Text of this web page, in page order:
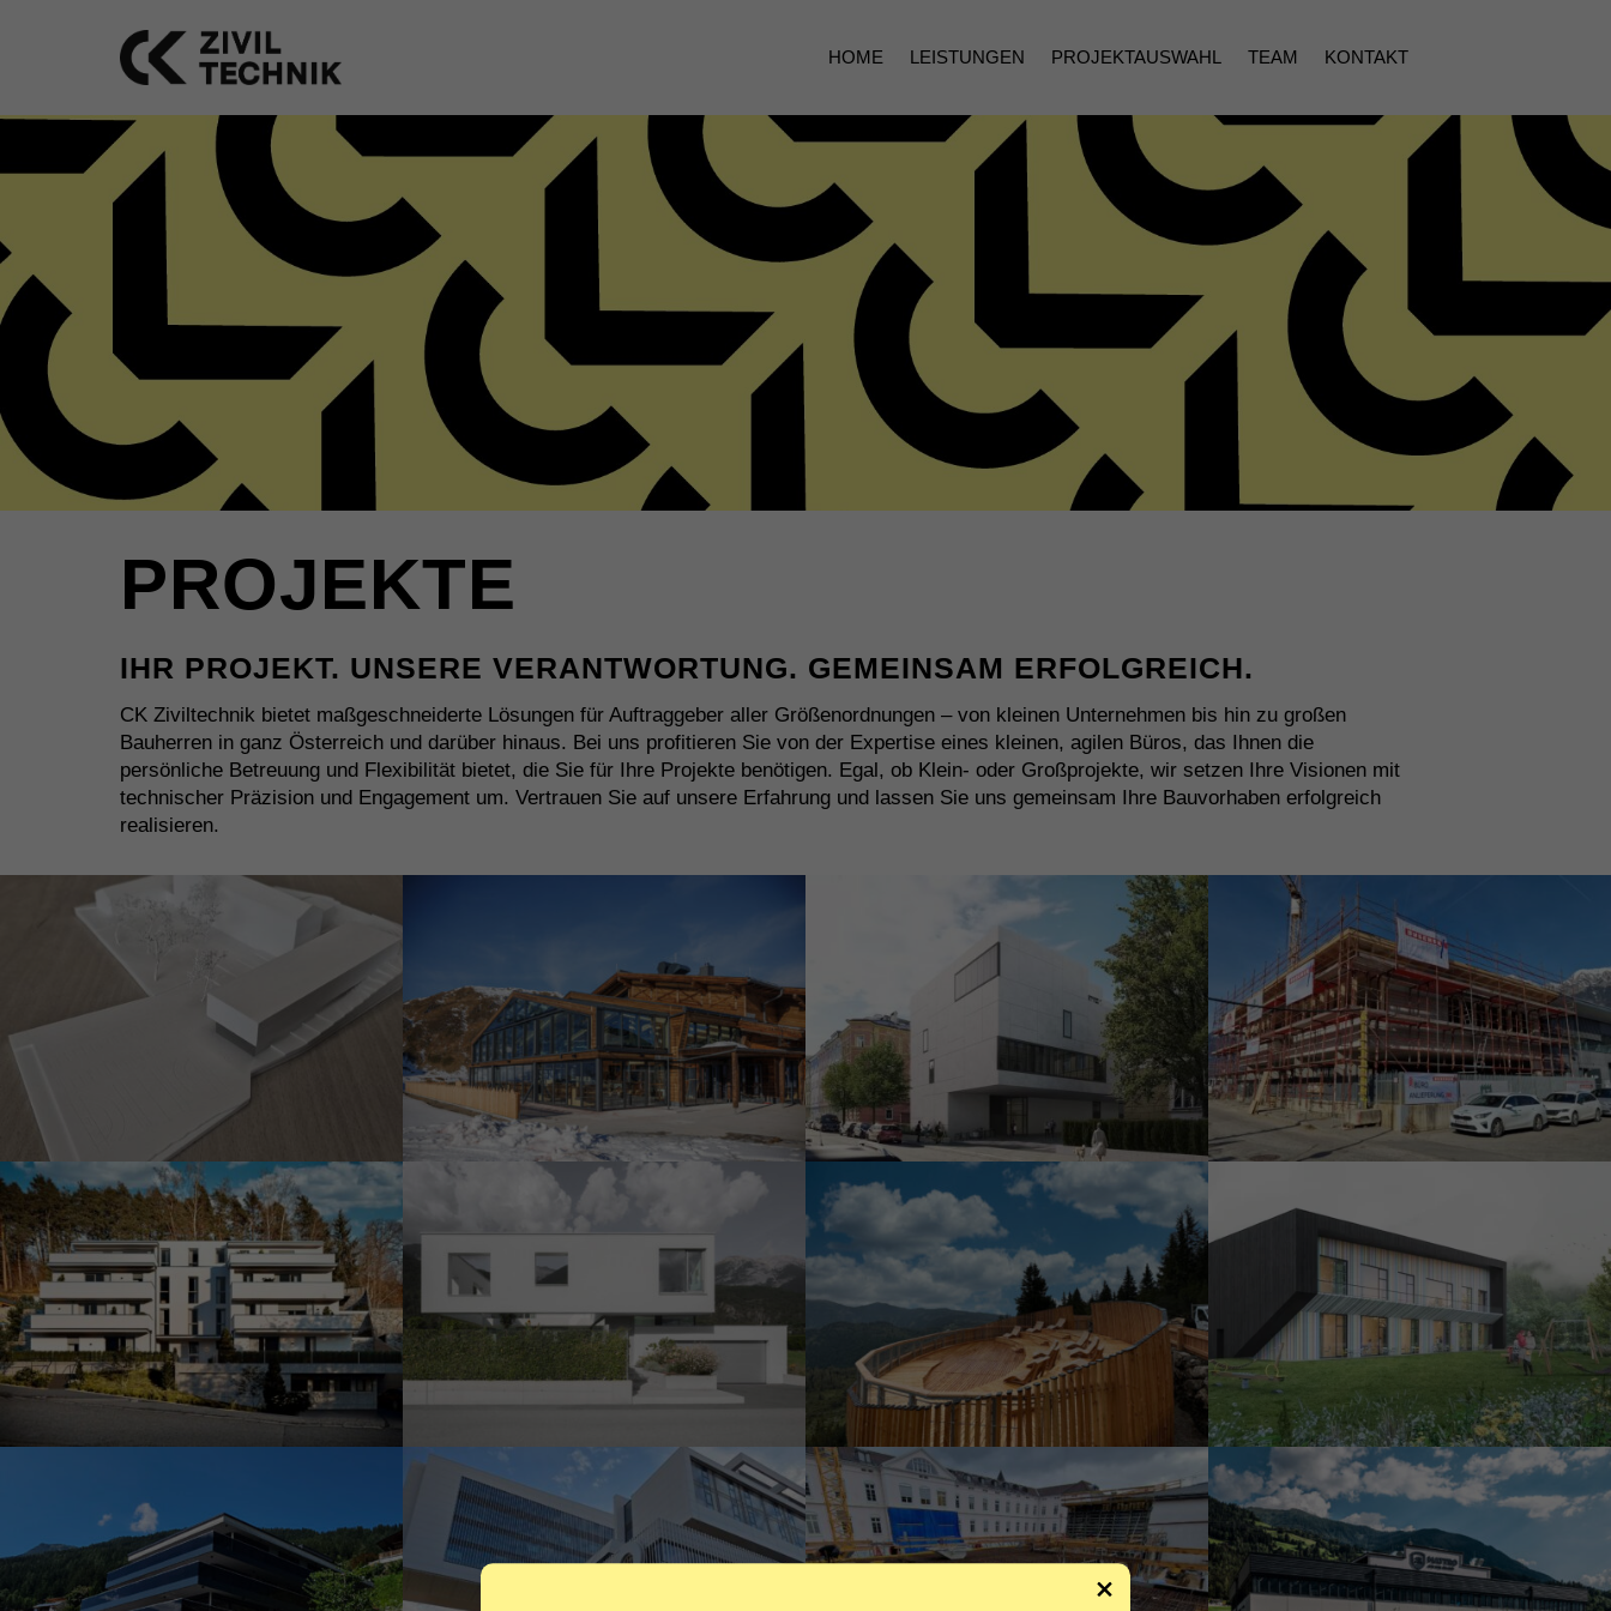
HOME LEISTUNGEN PROJEKTAUSWAHL TEAM KONTAKT
PROJEKTE
IHR PROJEKT. UNSERE VERANTWORTUNG. GEMEINSAM ERFOLGREICH.
CK Ziviltechnik bietet maßgeschneiderte Lösungen für Auftraggeber aller Größenordnungen – von kleinen Unternehmen bis hin zu großen
Bauherren in ganz Österreich und darüber hinaus. Bei uns profitieren Sie von der Expertise eines kleinen, agilen Büros, das Ihnen die
persönliche Betreuung und Flexibilität bietet, die Sie für Ihre Projekte benötigen. Egal, ob Klein- oder Großprojekte, wir setzen Ihre Visionen mit
technischer Präzision und Engagement um. Vertrauen Sie auf unsere Erfahrung und lassen Sie uns gemeinsam Ihre Bauvorhaben erfolgreich
realisieren.